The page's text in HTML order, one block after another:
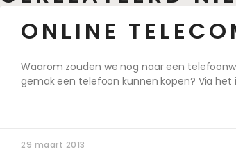
ONLINE
Waarom zouden we nog naar een
gemak een telefoon kunnen kopen? Via
29 maart 2013